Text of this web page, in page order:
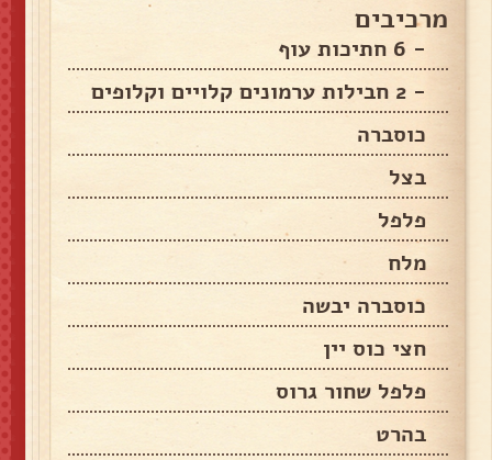
מרכיבים
- 6 חתיכות עוף
- 2 חבילות ערמונים קלויים וקלופים
כוסברה
בצל
פלפל
מלח
כוסברה יבשה
חצי כוס יין
פלפל שחור גרוס
בהרט